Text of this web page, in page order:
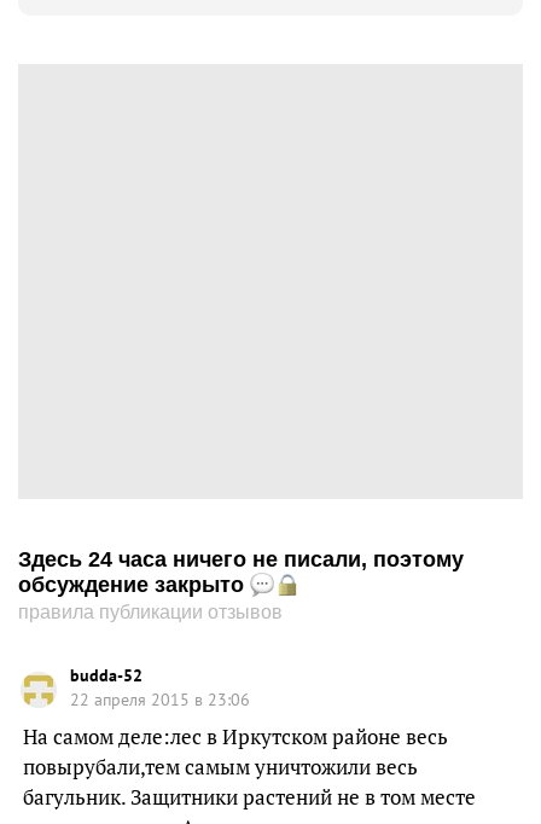
Здесь 24 часа ничего не писали, поэтому
обсуждение закрыто
правила публикации отзывов
budda-52
22 апреля 2015 в 23:06
На самом деле:лес в Иркутском районе весь
повырубали,тем самым уничтожили весь
багульник. Защитники растений не в том месте